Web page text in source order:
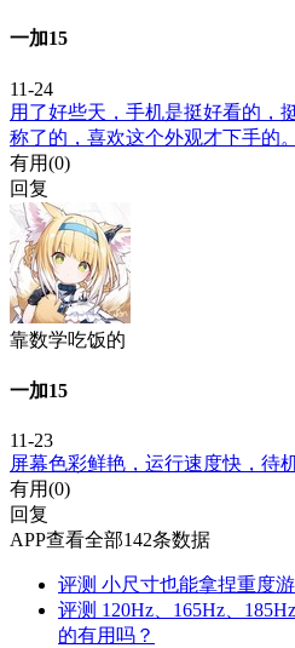
一加15
11-24
用了好些天，手机是挺好看的，
称了的，喜欢这个外观才下手的
有用(0)
回复
靠数学吃饭的
一加15
11-23
屏幕色彩鲜艳，运行速度快，待
有用(0)
回复
APP查看全部142条数据
评测 小尺寸也能拿捏重度
评测 120Hz、165Hz、
的有用吗？